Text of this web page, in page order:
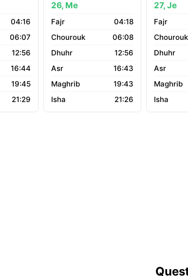
04:16
06:07
12:56
16:44
19:45
21:29
26, Me
04:18
06:08
12:56
16:43
19:43
21:26
27, Je